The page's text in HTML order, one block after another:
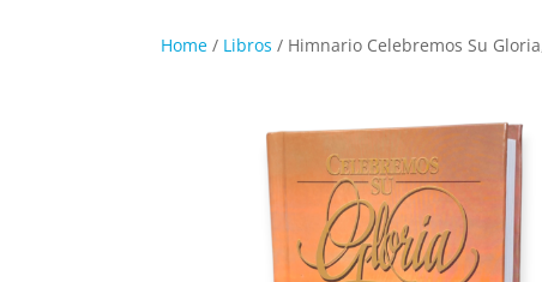
Home / Libros / Himnario Celebremos Su